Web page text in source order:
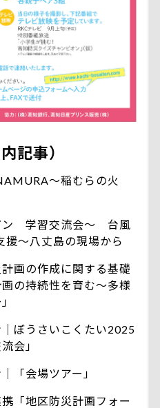
記事）
～稲むらの火
ン 学習交流会～ 台風
援～八丈島の現場から
画の作成に関する基礎
の持続性を育む～多様
ぼうさいこくたい2025
会」
「会場ツアー」
「地区防災計画フォー